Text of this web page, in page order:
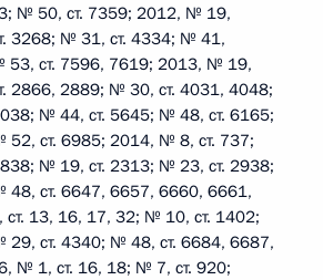
№ 50, ст. 7359; 2012, № 19,
3268; № 31, ст. 4334; № 41,
53, ст. 7596, 7619; 2013, № 19,
2866, 2889; № 30, ст. 4031, 4048;
№ 44, ст. 5645; № 48, ст. 6165;
ст. 6985; 2014, № 8, ст. 737;
№ 19, ст. 2313; № 23, ст. 2938;
ст. 6647, 6657, 6660, 6661,
13, 16, 17, 32; № 10, ст. 1402;
ст. 4340; № 48, ст. 6684, 6687,
№ 1, ст. 16, 18; № 7, ст. 920;